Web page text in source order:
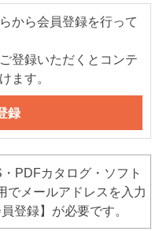
から会員登録を行って
登録いただくとコンテ
ます。
PDFカタログ・ソフト
でメールアドレスを入力
登録】が必要です。